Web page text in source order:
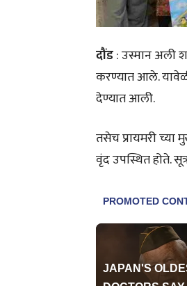
दौंड: उस्मान अली
करण्यात आले. यावेळी
देण्यात आली.
तसेच प्रायमरी च्या
वृंद उपस्थित होते.